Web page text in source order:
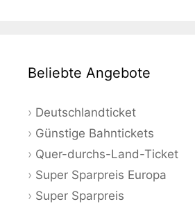
Beliebte Angebote
Deutschlandticket
Günstige Bahntickets
Quer-durchs-Land-Ticket
Super Sparpreis Europa
Super Sparpreis